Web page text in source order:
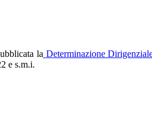
la Determinazione
e s.m.i.